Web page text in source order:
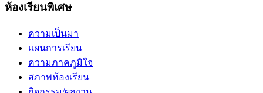
ห้องเรียนพิเศษ
ความเป็นมา
แผนการเรียน
ความภาคภูมิใจ
สภาพห้องเรียน